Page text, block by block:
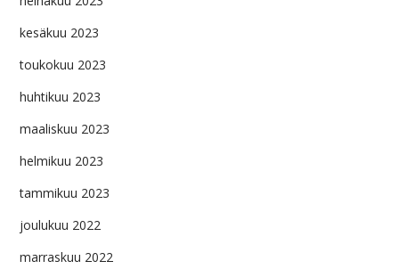
kesäkuu 2023
toukokuu 2023
huhtikuu 2023
maaliskuu 2023
helmikuu 2023
tammikuu 2023
joulukuu 2022
marraskuu 2022